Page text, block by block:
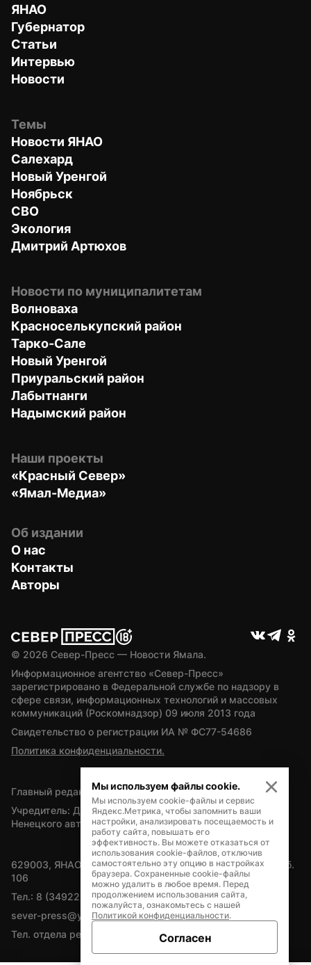
ЯНАО
Губернатор
Статьи
Интервью
Новости
Темы
Новости ЯНАО
Салехард
Новый Уренгой
Ноябрьск
СВО
Экология
Дмитрий Артюхов
Новости по муниципалитетам
Волноваха
Красноселькупский район
Тарко-Сале
Новый Уренгой
Приуральский район
Лабытнанги
Надымский район
Наши проекты
«Красный Север»
«Ямал-Медиа»
Об издании
О нас
Контакты
Авторы
© 2026 Север-Пресс — Новости Ямала.
Информационное агентство «Север-Пресс»
зарегистрировано в Федеральной службе по надзору в
сфере связи, информационных технологий и массовых
коммуникаций (Роскомнадзор) 09 июля 2013 года
Свидетельство о регистрации ИА № ФС77-54686
Политика конфиденциальности.
Главный редактор — А.Л. Поздеев
Учредитель: Департамент внутренней политики Ямало-
Ненецкого автономного округа
629003, ЯНАО, Салехард, мкр. Богдана Кнунянца, д.1, каб.
106
Тел.: 8 (34922) 71262
sever-press@yamal-media.ru
Тел. отдела рекламы: 8 (34922) 42728
Мы используем файлы cookie.
Мы используем cookie-файлы и сервис
Яндекс.Метрика, чтобы запомнить ваши
настройки, анализировать посещаемость и
работу сайта, повышать его
эффективность. Вы можете отказаться от
использования cookie-файлов, отключив
самостоятельно эту опцию в настройках
браузера. Сохраненные cookie-файлы
можно удалить в любое время. Перед
продолжением использования сайта,
пожалуйста, ознакомьтесь с нашей
Политикой конфиденциальности.
Согласен